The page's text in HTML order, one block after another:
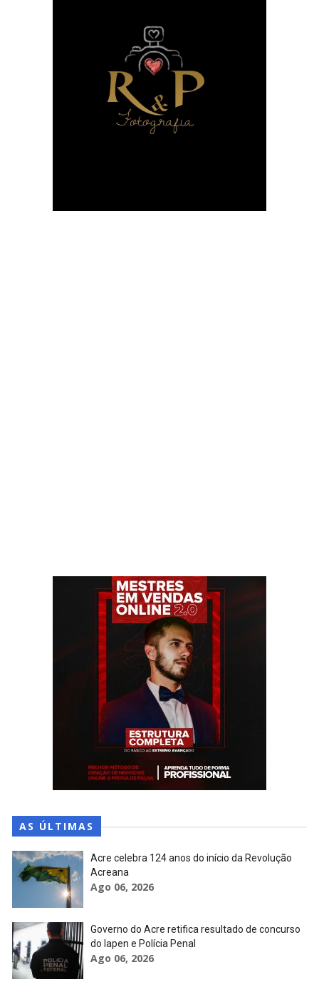
AS ÚLTIMAS
Acre celebra 124 anos do início da Revolução
Acreana
Ago 06, 2026
Governo do Acre retifica resultado de concurso
do Iapen e Polícia Penal
Ago 06, 2026